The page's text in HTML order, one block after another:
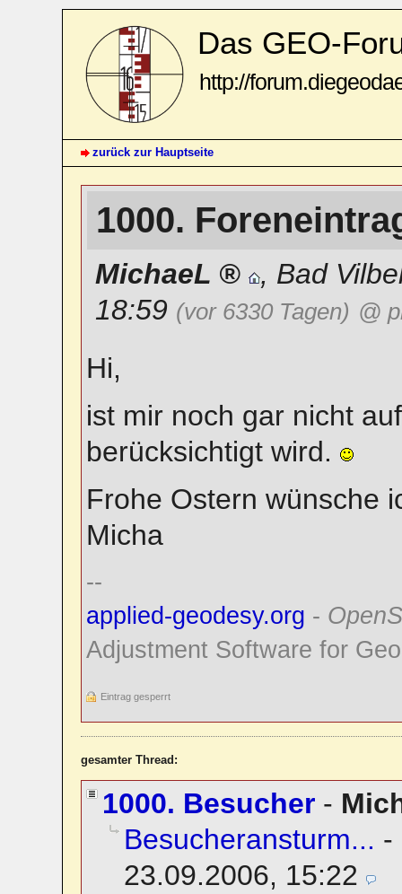
Das GEO-
http://
zurück zur Hauptseite
1000.
MichaeL , Bad
18:59 (vor 6330 Tagen) @
Hi,
ist mir noch gar nicht
berücksichtigt wird.
Frohe Ostern wünsche
Micha
--
applied-geodesy.org -
Adjustment Software for
Eintrag gesperrt
gesamter Thread:
1000. Besucher-
Besucheransturm... -
23.09.2006, 15:22